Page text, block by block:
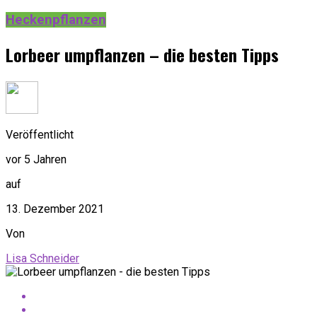
Heckenpflanzen
Lorbeer umpflanzen – die besten Tipps
Veröffentlicht
vor 5 Jahren
auf
13. Dezember 2021
Von
Lisa Schneider